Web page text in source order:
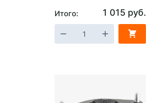
Итого: 1 015 руб.